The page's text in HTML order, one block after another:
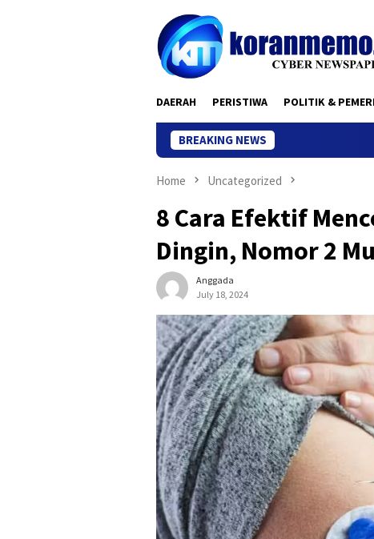
DAERAH PERISTIWA POLITIK &
BREAKING NEWS
Home Uncategorized
8 Cara Efektif
Dingin, Nomor 2
Anggada
July 18, 2024